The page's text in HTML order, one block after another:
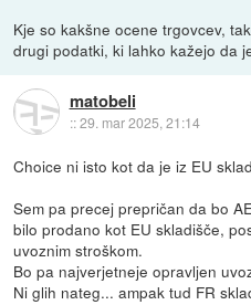
Kje so kakšne ocene trgovcev,
drugi podatki, ki lahko kažejo da
matobeli
::29. mar 2025, 21:14
Choice ni isto kot da je iz EU
Sem pa precej prepričan da bo
bilo prodano kot EU skladišče,
uvoznim stroškom.
Bo pa najverjetneje opravljen
Ni glih nateg... ampak tud FR